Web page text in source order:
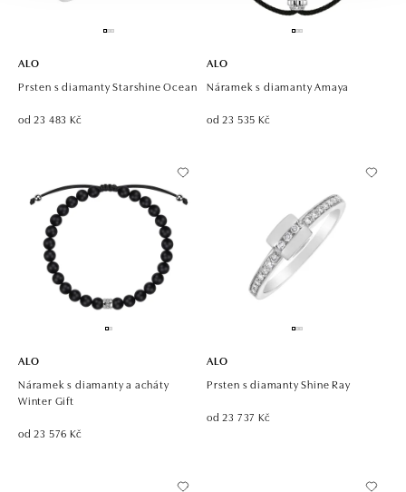
ALO
Prsten s diamanty Starshine Ocean
od 23 483 Kč
ALO
Náramek s diamanty Amaya
od 23 535 Kč
ALO
Náramek s diamanty a acháty
Winter Gift
od 23 576 Kč
ALO
Prsten s diamanty Shine Ray
od 23 737 Kč